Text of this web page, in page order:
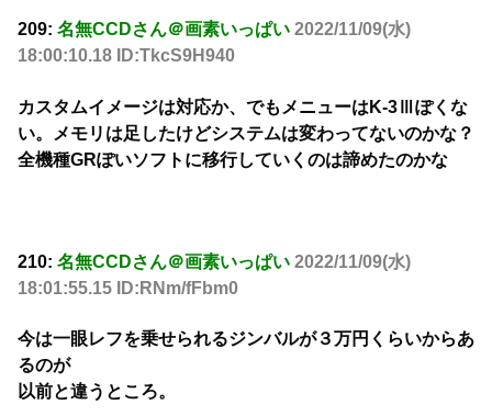
209: 名無CCDさん＠画素いっぱい 2022/11/09(水)
18:00:10.18 ID:TkcS9H940
カスタムイメージは対応か、でもメニューはK-3Ⅲぽくな
い。メモリは足したけどシステムは変わってないのかな？
全機種GRぽいソフトに移行していくのは諦めたのかな
210: 名無CCDさん＠画素いっぱい 2022/11/09(水)
18:01:55.15 ID:RNm/fFbm0
今は一眼レフを乗せられるジンバルが３万円くらいからあ
るのが
以前と違うところ。